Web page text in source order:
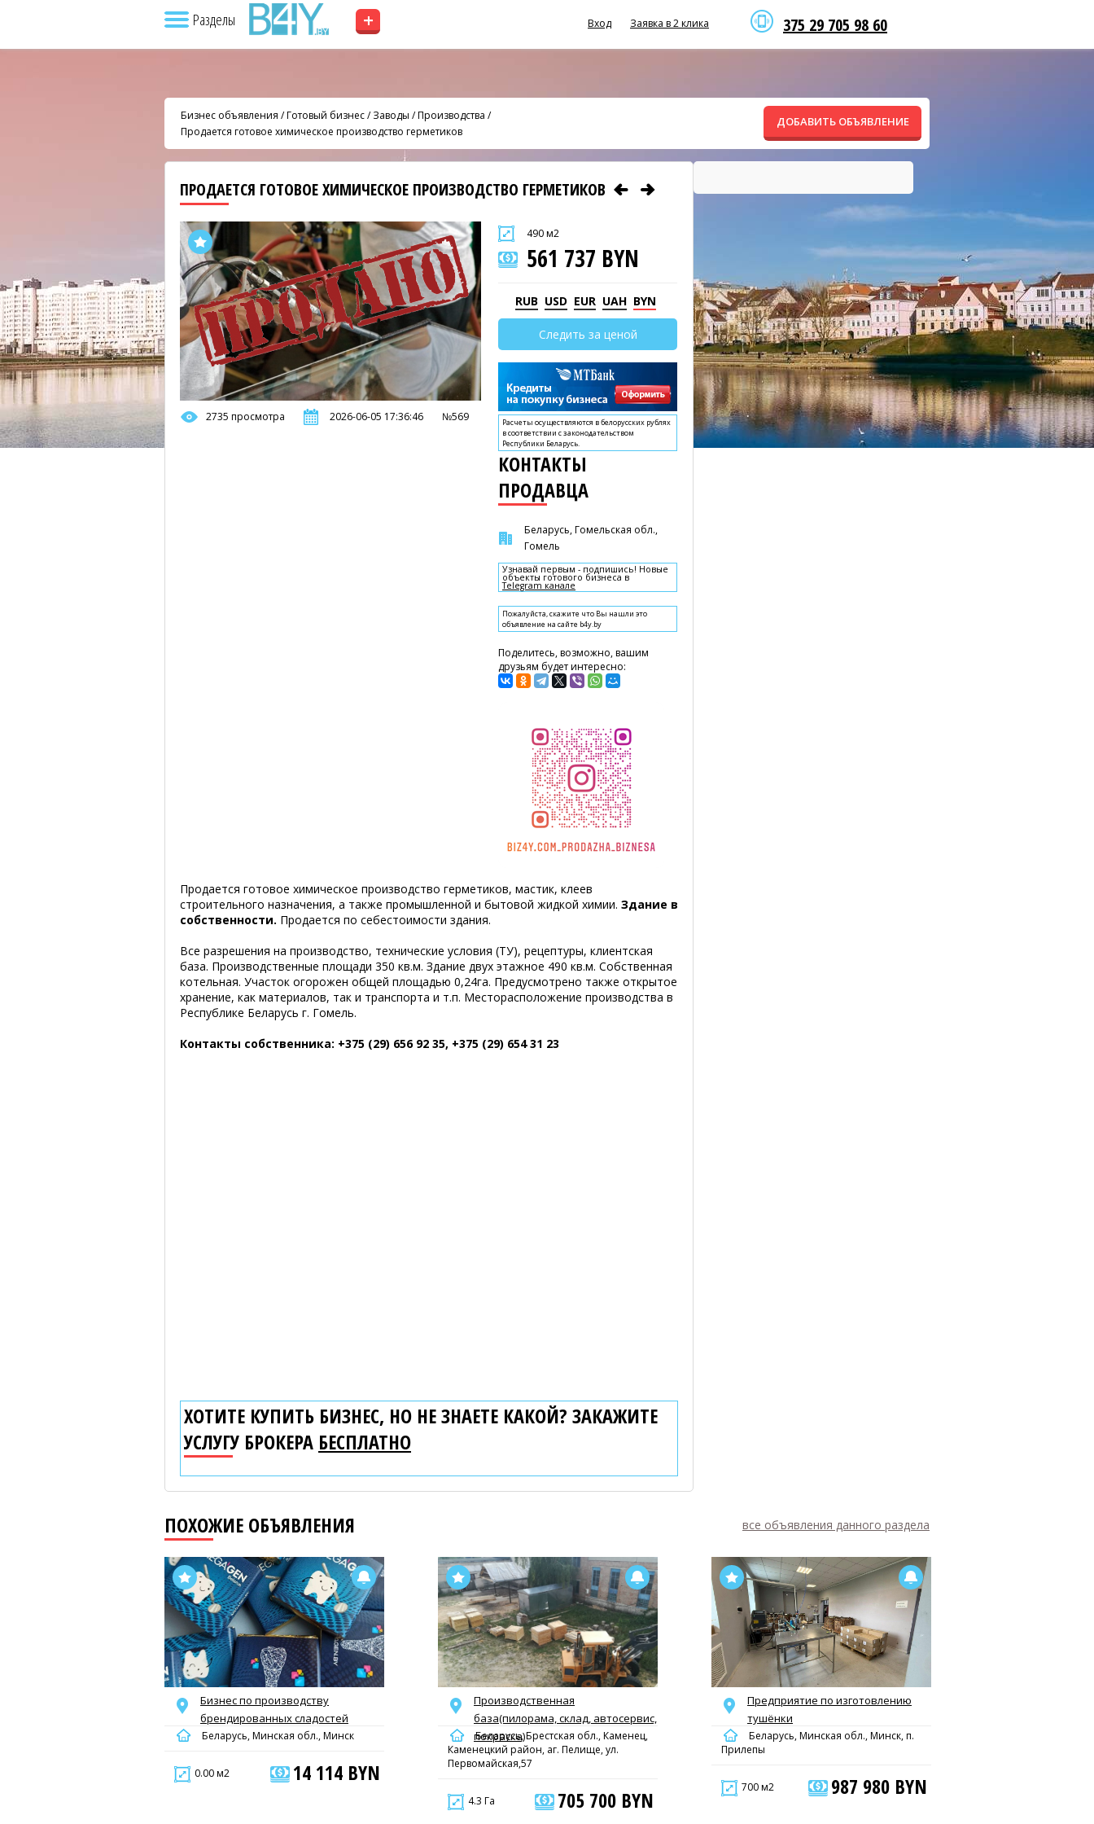
Разделы + 375 29 705 98 60
Вход Заявка в 2 клика
Бизнес объявления /Готовый бизнес/Заводы / Производства /
Продается готовое химическое производство герметиков
ДОБАВИТЬ ОБЪЯВЛЕНИЕ
ПРОДАЕТСЯ ГОТОВОЕ ХИМИЧЕСКОЕ ПРОИЗВОДСТВО ГЕРМЕТИКОВ
2735 просмотра 2026-06-05 17:36:46 №569
490 м2
561 737 BYN
RUB USD EUR UAH BYN
Следить за ценой
Расчеты осуществляются в белорусских рублях
в соответствии с законодательством
Республики Беларусь.
КОНТАКТЫ
ПРОДАВЦА
Беларусь, Гомельская обл.,
Гомель
Узнавай первым - подпишись! Новые
объекты готового бизнеса в
Telegram канале
Пожалуйста, скажите что Вы нашли это
объявление на сайте b4y.by
Поделитесь, возможно, вашим
друзьям будет интересно:
Продается готовое химическое производство герметиков, мастик, клеев
строительного назначения, а также промышленной и бытовой жидкой химии. Здание в
собственности. Продается по себестоимости здания.
Все разрешения на производство, технические условия (ТУ), рецептуры, клиентская
база. Производственные площади 350 кв.м. Здание двух этажное 490 кв.м. Собственная
котельная. Участок огорожен общей площадью 0,24га. Предусмотрено также открытое
хранение, как материалов, так и транспорта и т.п. Месторасположение производства в
Республике Беларусь г. Гомель.
Контакты собственника: +375 (29) 656 92 35, +375 (29) 654 31 23
ХОТИТЕ КУПИТЬ БИЗНЕС, НО НЕ ЗНАЕТЕ КАКОЙ? ЗАКАЖИТЕ
УСЛУГУ БРОКЕРА БЕСПЛАТНО
ПОХОЖИЕ ОБЪЯВЛЕНИЯ все объявления данного раздела
Бизнес по производству
брендированных сладостей
Беларусь, Минская обл., Минск
0.00 м2 14 114 BYN
Производственная
база(пилорама, склад, автосервис,
покраска)
Беларусь, Брестская обл., Каменец,
Каменецкий район, аг. Пелище, ул.
Первомайская,57
4.3 Га 705 700 BYN
Предприятие по изготовлению
тушёнки
Беларусь, Минская обл., Минск, п.
Прилепы
700 м2 987 980 BYN